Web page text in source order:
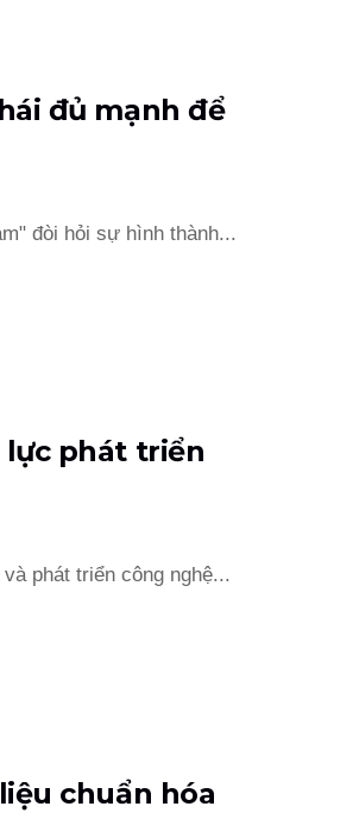
đủ mạnh để
đòi hỏi sự hình thành...
lực phát triển
phát triển công nghệ...
chuẩn hóa